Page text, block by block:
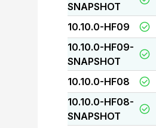
SNAPSHOT
10.10.0-HF09
10.10.0-HF09-
SNAPSHOT
10.10.0-HF08
10.10.0-HF08-
SNAPSHOT